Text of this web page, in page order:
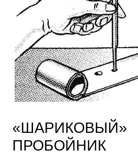
«ШАРИКОВЫЙ»
ПРОБОЙНИК